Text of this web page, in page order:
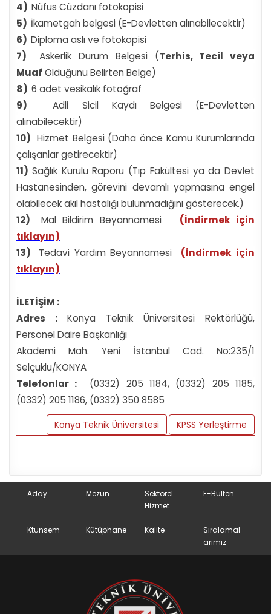
4) Nüfus Cüzdanı fotokopisi
5) İkametgah belgesi (E-Devletten alınabilecektir)
6) Diploma aslı ve fotokopisi
7)Askerlik Durum Belgesi (Terhis, Tecil veya
Muaf Olduğunu Belirten Belge)
8) 6 adet vesikalık fotoğraf
9)Adli Sicil Kaydı Belgesi (E-Devletten
alınabilecektir)
10) Hizmet Belgesi (Daha önce Kamu Kurumlarında
çalışanlar getirecektir)
11) Sağlık Kurulu Raporu (Tıp Fakültesi ya da Devlet
Hastanesinden, görevini devamlı yapmasına engel
olabilecek akıl hastalığı bulunmadığını gösterecek.)
12)Mal Bildirim Beyannamesi (İndirmek için
tıklayın)
13) Tedavi Yardım Beyannamesi (İndirmek için
tıklayın)
İLETİŞİM :
Adres : Konya Teknik Üniversitesi Rektörlüğü,
Personel Daire Başkanlığı
Akademi Mah. Yeni İstanbul Cad. No:235/1
Selçuklu/KONYA
Telefonlar : (0332) 205 1184, (0332) 205 1185,
(0332) 205 1186, (0332) 350 8585
Konya Teknik Üniversitesi KPSS Yerleştirme
Aday Mezun
Sektörel
Hizmet
E-Bülten
Ktunsem Kütüphane Kalite
Sıralamal
arımız